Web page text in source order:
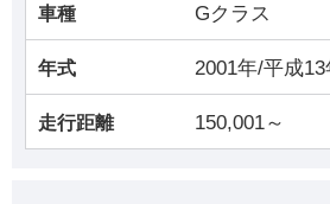
車種 Gクラス
年式 2001年/平成13
走行距離 150,001～